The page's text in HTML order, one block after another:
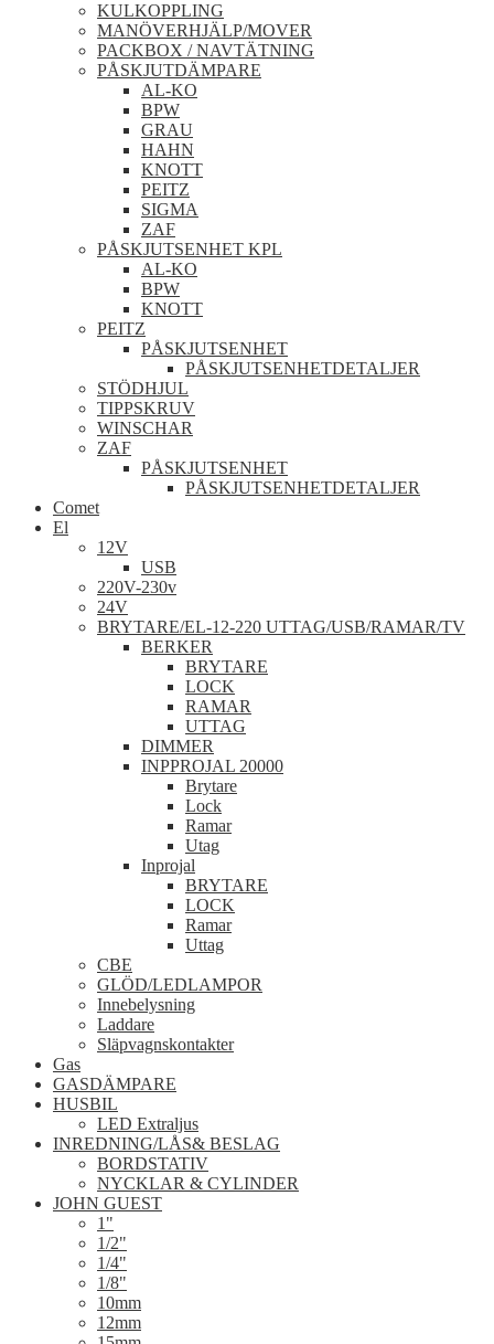
KULKOPPLING
MANÖVERHJÄLP/MOVER
PACKBOX / NAVTÄTNING
PÅSKJUTDÄMPARE
AL-KO
BPW
GRAU
HAHN
KNOTT
PEITZ
SIGMA
ZAF
PÅSKJUTSENHET KPL
AL-KO
BPW
KNOTT
PEITZ
PÅSKJUTSENHET
PÅSKJUTSENHETDETALJER
STÖDHJUL
TIPPSKRUV
WINSCHAR
ZAF
PÅSKJUTSENHET
PÅSKJUTSENHETDETALJER
Comet
El
12V
USB
220V-230v
24V
BRYTARE/EL-12-220 UTTAG/USB/RAMAR/TV
BERKER
BRYTARE
LOCK
RAMAR
UTTAG
DIMMER
INPPROJAL 20000
Brytare
Lock
Ramar
Utag
Inprojal
BRYTARE
LOCK
Ramar
Uttag
CBE
GLÖD/LEDLAMPOR
Innebelysning
Laddare
Släpvagnskontakter
Gas
GASDÄMPARE
HUSBIL
LED Extraljus
INREDNING/LÅS& BESLAG
BORDSTATIV
NYCKLAR & CYLINDER
JOHN GUEST
1"
1/2"
1/4"
1/8"
10mm
12mm